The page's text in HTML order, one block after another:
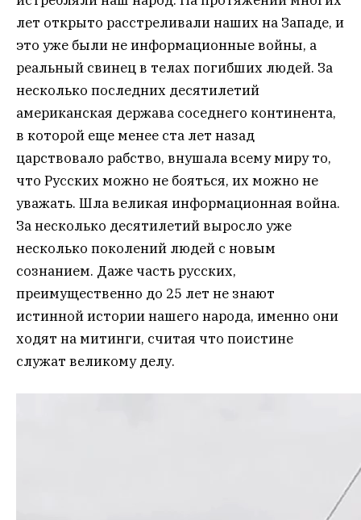
лет открыто расстреливали наших на Западе, и
это уже были не информационные войны, а
реальный свинец в телах погибших людей. За
несколько последних десятилетий
американская держава соседнего континента,
в которой еще менее ста лет назад
царствовало рабство, внушала всему миру то,
что Русских можно не бояться, их можно не
уважать. Шла великая информационная война.
За несколько десятилетий выросло уже
несколько поколений людей с новым
сознанием. Даже часть русских,
преимущественно до 25 лет не знают
истинной истории нашего народа, именно они
ходят на митинги, считая что поистине
служат великому делу.